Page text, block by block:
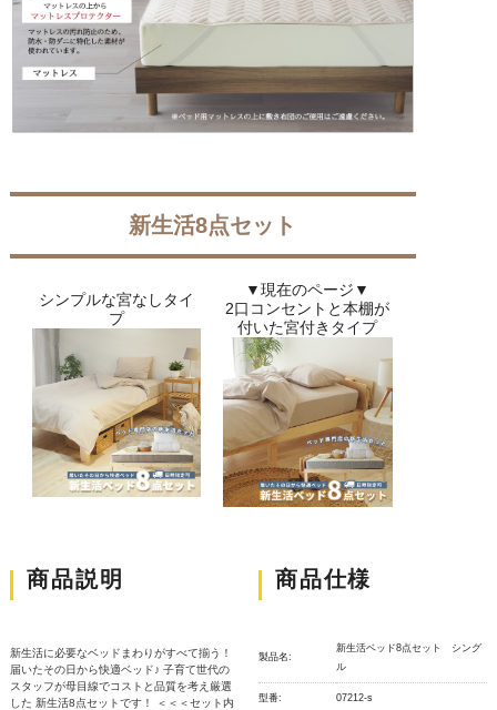
新生活8点セット
シンプルな宮なしタイ
プ
▼現在のページ▼
2口コンセントと本棚が
付いた宮付きタイプ
商品説明
新生活に必要なベッドまわりがすべて揃う！
届いたその日から快適ベッド♪ 子育て世代の
スタッフが母目線でコストと品質を考え厳選
した 新生活8点セットです！ ＜＜＜セット内
商品仕様
製品名:
新生活ベッド8点セット シング
ル
型番: 07212-s